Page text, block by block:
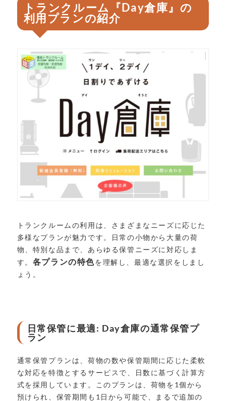
トランクルーム『Day倉庫』の
利用プランの紹介
トランクルームの利用は、さまざまなニーズに応じた
多様なプランが魅力です。日常の小物から大量の荷
物、特別な品まで、あらゆる保管ニーズに対応しま
す。 各プランの特色を理解し、最適な選択をしまし
ょう。
日常保管に最適: Day倉庫の通常保管プ
ラン
通常保管プランは、荷物の数や保管期間に応じた柔軟
な対応を特徴とするサービスで、日数に基づく計算方
式を採用しています。このプランは、荷物を1個から
預けられ、保管期間も1日から可能で、まるで追加の